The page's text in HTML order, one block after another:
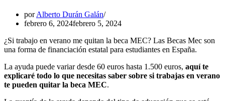
porAlberto Durán Galán
febrero 6, 2024febrero 5, 2024
¿Si trabajo en verano me quitan la beca MEC? Las Becas Mec son
una forma de financiación estatal para estudiantes en España.
La ayuda puede variar desde 60 euros hasta 1.500 euros, aquí te
explicaré todo lo que necesitas saber sobre si trabajas en verano
te pueden quitar la beca MEC.